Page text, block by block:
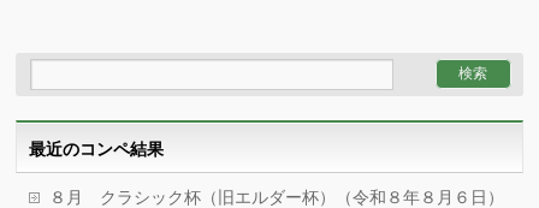
最近のコンペ結果
８月 クラシック杯（旧エルダー杯）（令和８年８月６日）